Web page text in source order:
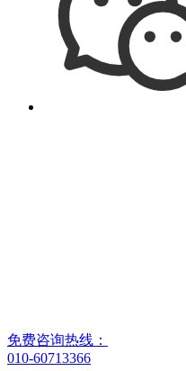
免费咨询热线：
010-60713366